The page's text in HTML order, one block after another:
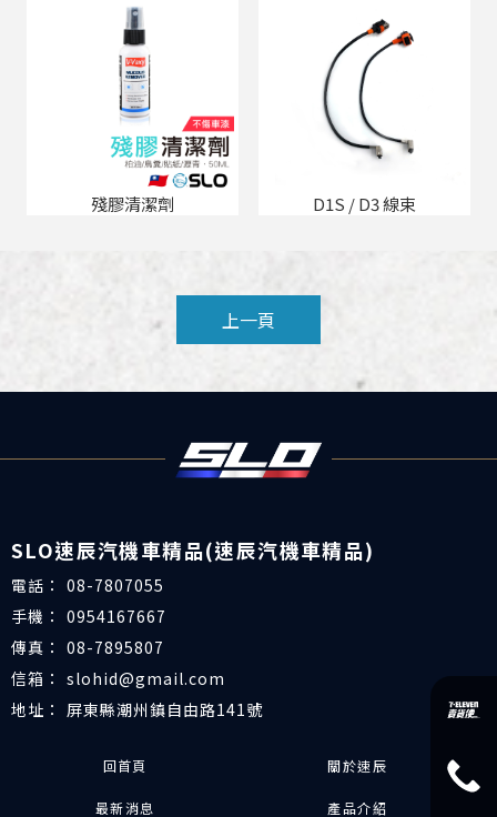
殘膠清潔劑 D1S / D3 線束
上一頁
08-7807055
0954167667
08-7895807
slohid@gmail.com
屏東縣潮州鎮自由路141號
回首頁 關於速辰
最新消息 產品介紹